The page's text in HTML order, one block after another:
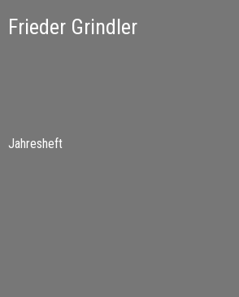
Frieder Grindler
Jahresheft